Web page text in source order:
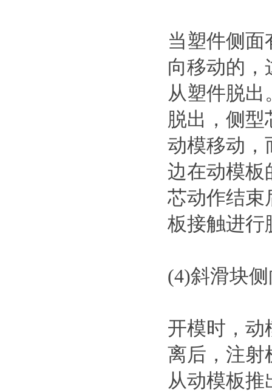
当塑件侧
向移动的，
从塑件脱
脱出，侧
动模移动，
边在动模板
芯动作结束
板接触进行
(4)斜滑块
开模时，动
离后，注射
从动模板